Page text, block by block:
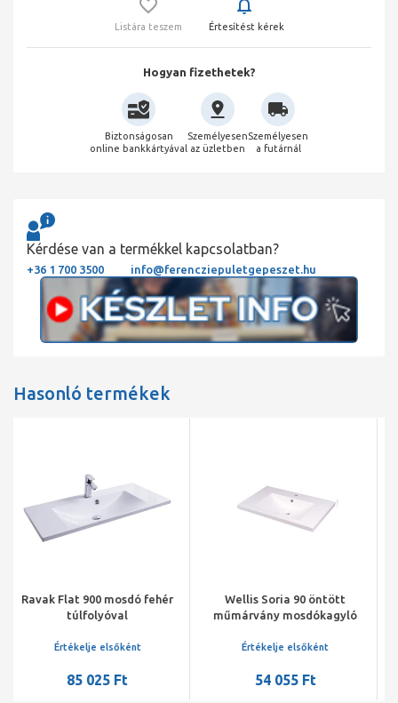
Listára teszem Értesítést kérek
Hogyan fizethetek?
Biztonságosan
online bankkártyával
Személyesen
az üzletben
Személyesen
a futárnál
Kérdése van a termékkel kapcsolatban?
+36 1 700 3500 info@ferencziepuletgepeszet.hu
Hasonló termékek
Wellis Soria 90 öntött
műmárvány mosdókagyló
Értékelje elsőként
54 055 Ft
Geberit Smyle Square
mosdó, 90x16.5x48cm,
túlfolyóval
Értékelje elsőként
113 082 Ft